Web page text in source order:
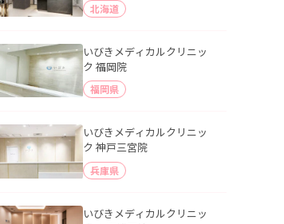
北海道
いびきメディカルクリニッ
ク 福岡院
福岡県
いびきメディカルクリニッ
ク 神戸三宮院
兵庫県
いびきメディカルクリニッ